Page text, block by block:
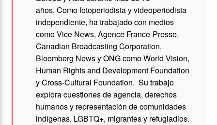
años. Como fotoperiodista y videoperiodista
independiente, ha trabajado con medios
como Vice News, Agence France-Presse,
Canadian Broadcasting Corporation,
Bloomberg News y ONG como World Vision,
Human Rights and Development Foundation
y Cross-Cultural Foundation. Su trabajo
explora cuestiones de agencia, derechos
humanos y representación de comunidades
indígenas, LGBTQ+, migrantes y refugiadios.